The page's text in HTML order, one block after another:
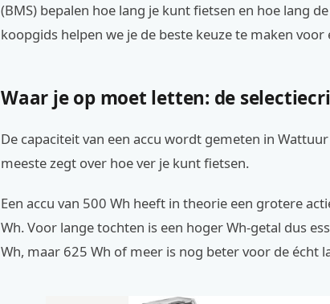
(BMS) bepalen hoe lang je kunt fietsen en hoe lang
koopgids helpen we je de beste keuze te maken
Waar je op moet letten: de
De capaciteit van een accu wordt gemeten in
meeste zegt over hoe ver je kunt fietsen.
Een accu van 500 Wh heeft in theorie een grotere
Wh. Voor lange tochten is een hoger Wh-getal dus
Wh, maar 625 Wh of meer is nog beter voor de écht